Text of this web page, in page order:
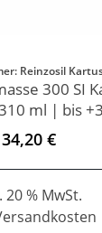
Reinzosil
300 SI
ml | bis
34,20 €
20 % MwSt.